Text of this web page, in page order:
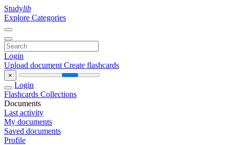
Studylib
Explore Categories
Login
Upload document Create flashcards
×
Login
Flashcards Collections
Documents
Last activity
My documents
Saved documents
Profile